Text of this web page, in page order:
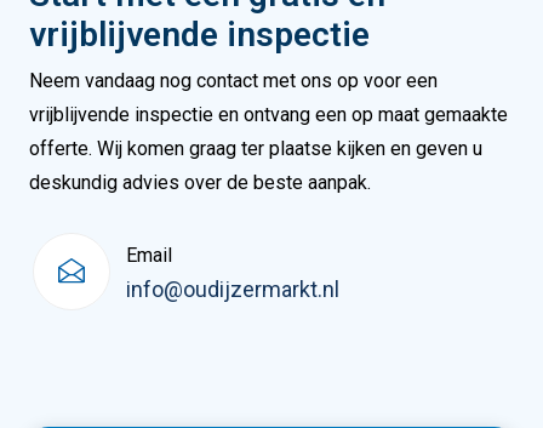
vrijblijvende inspectie
Neem vandaag nog contact met ons op voor een
vrijblijvende inspectie en ontvang een op maat gemaakte
offerte. Wij komen graag ter plaatse kijken en geven u
deskundig advies over de beste aanpak.
Email
info@oudijzermarkt.nl